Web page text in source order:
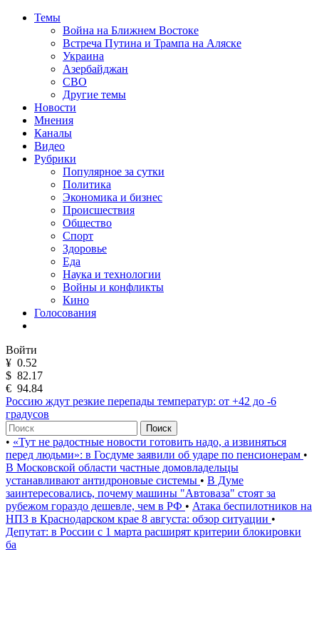
Темы
Война на Ближнем Востоке
Встреча Путина и Трампа на Аляске
Украина
Азербайджан
СВО
Другие темы
Новости
Мнения
Каналы
Видео
Рубрики
Популярное за сутки
Политика
Экономика и бизнес
Происшествия
Общество
Спорт
Здоровье
Еда
Наука и технологии
Войны и конфликты
Кино
Голосования
Войти
¥ 0.52
$ 82.17
€ 94.84
Россию ждут резкие перепады температур: от +42 до -6
градусов
Поиск
• «Тут не радостные новости готовить надо, а извиняться
перед людьми»: в Госдуме заявили об ударе по пенсионерам •
В Московской области частные домовладельцы
устанавливают антидроновые системы • В Думе
заинтересовались, почему машины "Автоваза" стоят за
рубежом гораздо дешевле, чем в РФ • Атака беспилотников на
НПЗ в Краснодарском крае 8 августа: обзор ситуации •
Депутат: в России с 1 марта расширят критерии блокировки
ба